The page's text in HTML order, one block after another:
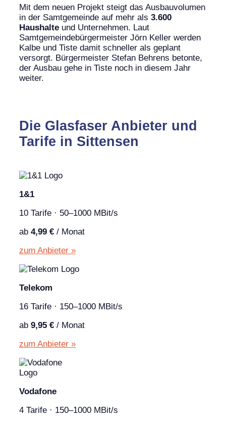
Mit dem neuen Projekt steigt das Ausbauvolumen
in der Samtgemeinde auf mehr als 3.600
Haushalte und Unternehmen. Laut
Samtgemeindebürgermeister Jörn Keller werden
Kalbe und Tiste damit schneller als geplant
versorgt. Bürgermeister Stefan Behrens betonte,
der Ausbau gehe in Tiste noch in diesem Jahr
weiter.
Die Glasfaser Anbieter und
Tarife in Sittensen
1&1
10 Tarife · 50–1000 MBit/s
ab 4,99 € / Monat
zum Anbieter »
Telekom
16 Tarife · 150–1000 MBit/s
ab 9,95 € / Monat
zum Anbieter »
Vodafone
4 Tarife · 150–1000 MBit/s